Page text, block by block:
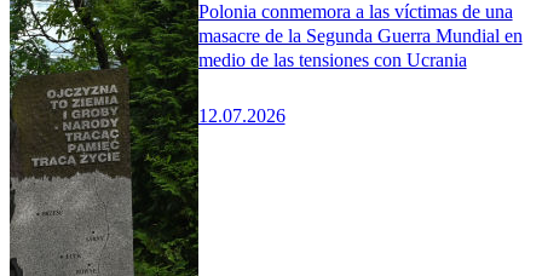
Polonia conmemora a las víctimas de una
masacre de la Segunda Guerra Mundial en
medio de las tensiones con Ucrania
12.07.2026